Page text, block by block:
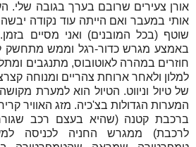
אורן צעירים שרובם בערך בגובה שלי.
אותי במעבר ואם הייתה עוד נקודה יבשה
שוטף (בכל המובנים) ואני מסיים
באמצע מגרש כדור-רגל וממש מתחשק לי
חוזרים במהרה לאוטובוס, מתנגבים
למלון ולאחר ארוחת צהריים ומנוחה
של טיול וניווט. הטיול הוא למערת
המערות הגדולות בצ'כיה. מזג האוויר
ברכבת קטנה (שהיא בעצם רכב
לרכבת) ממגרש החניה לכניסה